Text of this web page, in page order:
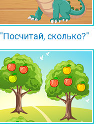
"Посчитай, сколько?"